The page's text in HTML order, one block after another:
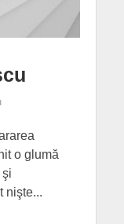
o glumă
nişte...